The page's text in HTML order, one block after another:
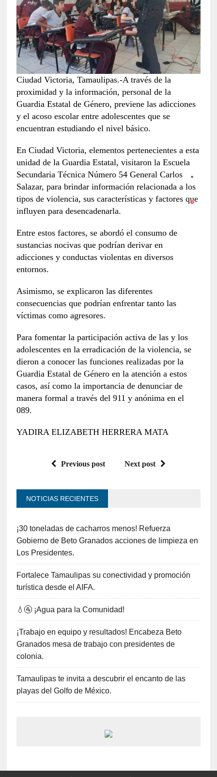
Ciudad Victoria, Tamaulipas.-A través de la
proximidad y la información, personal de la
Guardia Estatal de Género, previene las adicciones
y el acoso escolar entre adolescentes que se
encuentran estudiando el nivel básico.
En Ciudad Victoria, elementos pertenecientes a esta
unidad de la Guardia Estatal, visitaron la Escuela
Secundaria Técnica Número 54 General Carlos
Salazar, para brindar información relacionada a los
tipos de violencia, sus características y factores que
influyen para desencadenarla.
Entre estos factores, se abordó el consumo de
sustancias nocivas que podrían derivar en
adicciones y conductas violentas en diversos
entornos.
Asimismo, se explicaron las diferentes
consecuencias que podrían enfrentar tanto las
víctimas como agresores.
Para fomentar la participación activa de las y los
adolescentes en la erradicación de la violencia, se
dieron a conocer las funciones realizadas por la
Guardia Estatal de Género en la atención a estos
casos, así como la importancia de denunciar de
manera formal a través del 911 y anónima en el
089.
YADIRA ELIZABETH HERRERA MATA
Previous post Next post
NOTICIAS RECIENTES
¡30 toneladas de cacharros menos! Refuerza
Gobierno de Beto Granados acciones de limpieza en
Los Presidentes.
Fortalece Tamaulipas su conectividad y promoción
turística desde el AIFA.
💧🚰 ¡Agua para la Comunidad!
¡Trabajo en equipo y resultados! Encabeza Beto
Granados mesa de trabajo con presidentes de
colonia.
Tamaulipas te invita a descubrir el encanto de las
playas del Golfo de México.